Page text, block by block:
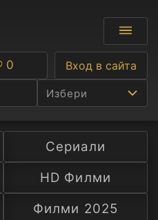
Избери
Ф
С
А
Любими
0 Вход в сайта
Сериали
HD Филми
Филми 2025